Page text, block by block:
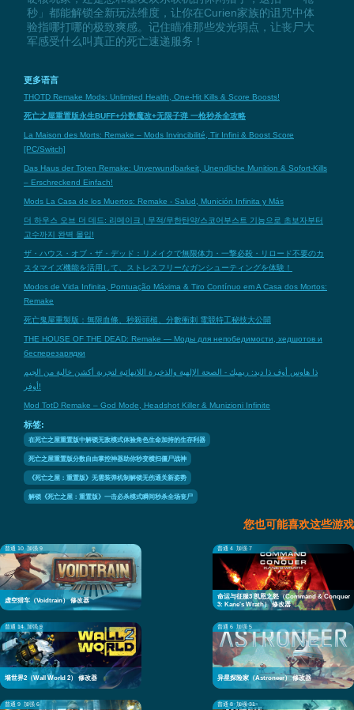
秒」都能解锁全新玩法维度，让你在Curien家族的诅咒中体
验指哪打哪的极致爽感。记住瞄准那些发光弱点，让丧尸大
军感受什么叫真正的死亡速递服务！
更多语言
THOTD Remake Mods: Unlimited Health, One-Hit Kills & Score Boosts!
死亡之屋重置版永生BUFF+分数魔改+无限子弹 一枪秒杀全攻略
La Maison des Morts: Remake – Mods Invincibilité, Tir Infini & Boost Score
[PC/Switch]
Das Haus der Toten Remake: Unverwundbarkeit, Unendliche Munition & Sofort-Kills
– Erschreckend Einfach!
Mods La Casa de los Muertos: Remake - Salud, Munición Infinita y Más
더 하우스 오브 더 데드: 리메이크 | 무적/무한탄약/스코어부스트 기능으로 초보자부터
고수까지 완벽 몰입!
ザ・ハウス・オブ・ザ・デッド：リメイクで無限体力・一撃必殺・リロード不要のカ
スタマイズ機能を活用して、ストレスフリーなガンシューティングを体験！
Modos de Vida Infinita, Pontuação Máxima & Tiro Contínuo em A Casa dos Mortos:
Remake
死亡鬼屋重製版：無限血條、秒殺頭槌、分數衝刺 電競特工秘技大公開
THE HOUSE OF THE DEAD: Remake — Моды для непобедимости, хедшотов и
бесперезарядки
ذا هاوس أوف ذا ديد: ريميك - الصحة الإلهية والذخيرة اللانهائية لتجربة أكشن خالية من الجيم
أوفر!
Mod TotD Remake – God Mode, Headshot Killer & Munizioni Infinite
标签:
在死亡之屋重置版中解锁无敌模式体验角色生命加持的生存利器
死亡之屋重置版分数自由掌控神器助你秒变横扫僵尸战神
《死亡之屋：重置版》无需装弹机制解锁无伤通关新姿势
解锁《死亡之屋：重置版》一击必杀模式瞬间秒杀全场丧尸
您也可能喜欢这些游戏
普通 10 加强 9
虚空猎车（Voidtrain） 修改器
普通 4 加强 7
命运与征服3 凯恩之怒（Command & Conquer
3: Kane's Wrath） 修改器
普通 14 加强 9
墙世界2（Wall World 2） 修改器
普通 6 加强 5
异星探险家（Astroneer） 修改器
普通 9 加强 6 普通 8 加强 31